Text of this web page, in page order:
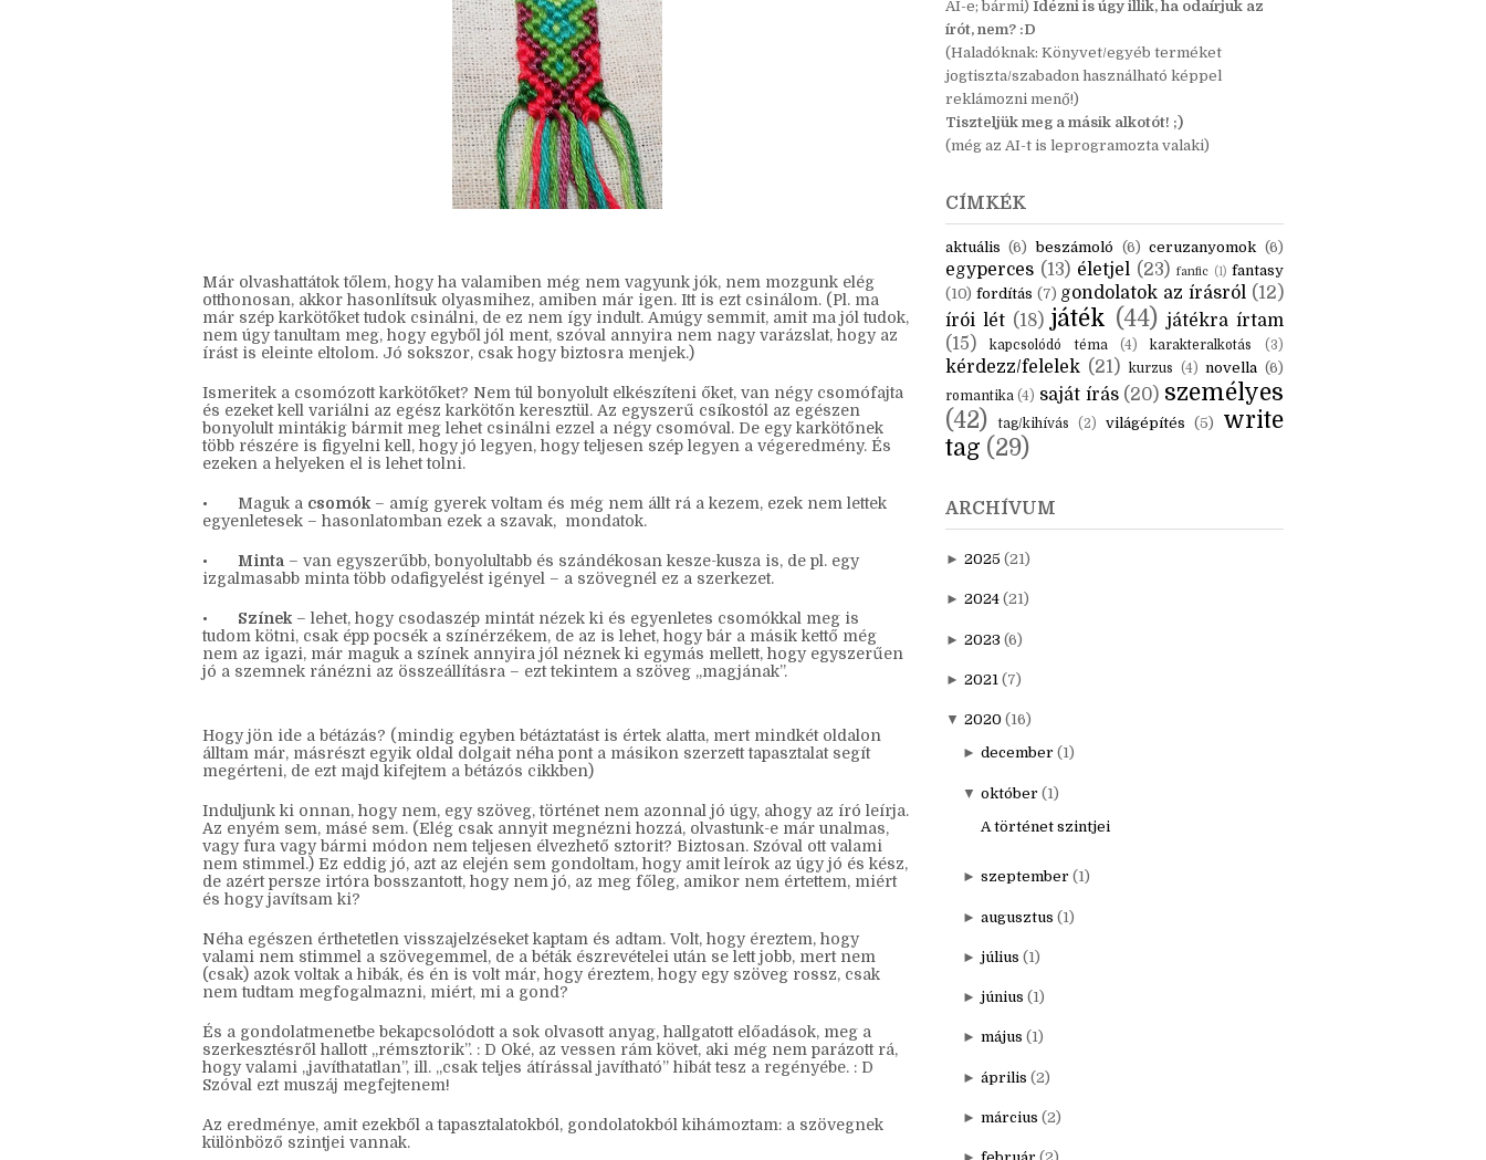
Már olvashattátok tőlem, hogy ha valamiben még nem vagyunk jók, nem mozgunk elég
már szép karkötőket tudok csinálni, de ez nem így indult. Amúgy semmit, amit ma jól tudok,
nem úgy tanultam meg, hogy egyből jól ment, szóval annyira nem nagy varázslat, hogy az
írást is eleinte eltolom. Jó sokszor, csak hogy biztosra menjek.)
Ismeritek a csomózott karkötőket? Nem túl bonyolult elkészíteni őket, van négy csomófajta
bonyolult mintákig bármit meg lehet csinálni ezzel a négy csomóval. De egy karkötőnek
több részére is figyelni kell, hogy jó legyen, hogy teljesen szép legyen a végeredmény. És
• Maguk acsomók– amíg gyerek voltam és még nem állt rá a kezem, ezek nem lettek
• Minta– van egyszerűbb, bonyolultabb és szándékosan kesze-kusza is, de pl. egy
izgalmasabb minta több odafigyelést igényel – a szövegnél ez a szerkezet.
nem az igazi, már maguk a színek annyira jól néznek ki egymás mellett, hogy egyszerűen
jó a szemnek ránézni az összeállításra – ezt tekintem a szöveg „magjának”.
Hogy jön ide a bétázás? (mindig egyben bétáztatást is értek alatta, mert mindkét oldalon
álltam már, másrészt egyik oldal dolgait néha pont a másikon szerzett tapasztalat segít
megérteni, de ezt majd kifejtem a bétázós cikkben)
Induljunk ki onnan, hogy nem, egy szöveg, történet nem azonnal jó úgy, ahogy az író leírja.
Az enyém sem, másé sem. (Elég csak annyit megnézni hozzá, olvastunk-e már unalmas,
nem stimmel.) Ez eddig jó, azt az elején sem gondoltam, hogy amit leírok az úgy jó és kész,
de azért persze irtóra bosszantott, hogy nem jó, az meg főleg, amikor nem értettem, miért
és hogy javítsam ki?
valami nem stimmel a szövegemmel, de a béták észrevételei után se lett jobb, mert nem
(csak) azok voltak a hibák, és én is volt már, hogy éreztem, hogy egy szöveg rossz, csak
nem tudtam megfogalmazni, miért, mi a gond?
szerkesztésről hallott „rémsztorik”. : D Oké, az vessen rám követ, aki még nem parázott rá,
hogy valami „javíthatatlan”, ill. „csak teljes átírással javítható” hibát tesz a regényébe. : D
legalább egyforrásmegjelölésttegyetek ki!
(saját rajz/fotó; pinterest - tudom, itt néha
lehetetlen megtalálni az eredetit - azon belül is
AI-e; bármi)Idézni is úgy illik, ha odaírjuk az
írót, nem? :D
(Haladóknak: Könyvet/egyéb terméket
jogtiszta/szabadon használható képpel
Tiszteljük meg a másik alkotót! ;)
CÍMKÉK
aktuális (6) beszámoló (6) ceruzanyomok (6)
egyperces (13) életjel (23) fanfic (1) fantasy
(10) fordítás (7) gondolatok az írásról (12)
írói lét
(18) játék (44) játékra írtam
(15)
kapcsolódó téma (4) karakteralkotás (3)
kérdezz/felelek
tag/kihívás
tag (29)
► 2025 (21)
► 2024 (21)
► 2023 (6)
2021 (7)
2020 (16)
december (1)
► szeptember
► augusztus
► július (1)
► június (1)
► május (1)
► április (2)